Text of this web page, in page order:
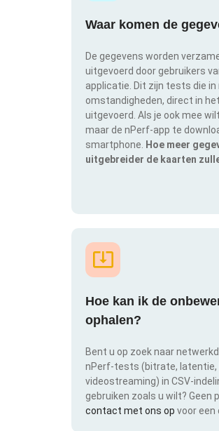
Waar komen de
De gegevens worden
uitgevoerd door gebruikers
applicatie. Dit zijn tests die in
omstandigheden, direct in
uitgevoerd. Als je ook mee
maar de nPerf-app te
smartphone.
Hoe meer
uitgebreider de kaarten
Hoe kan ik de
ophalen?
Bent u op zoek naar
nPerf-tests (bitrate, latentie,
videostreaming) in CSV-
gebruiken zoals u wilt? Geen
contact met ons op voor een